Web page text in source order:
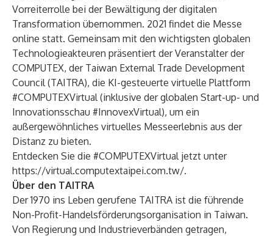
Vorreiterrolle bei der Bewältigung der digitalen
Transformation übernommen. 2021 findet die Messe
online statt. Gemeinsam mit den wichtigsten globalen
Technologieakteuren präsentiert der Veranstalter der
COMPUTEX, der Taiwan External Trade Development
Council (TAITRA), die KI-gesteuerte virtuelle Plattform
#COMPUTEXVirtual (inklusive der globalen Start-up- und
Innovationsschau #InnovexVirtual), um ein
außergewöhnliches virtuelles Messeerlebnis aus der
Distanz zu bieten.
Entdecken Sie die #COMPUTEXVirtual jetzt unter
https://virtual.computextaipei.com.tw/.
Über den TAITRA
Der 1970 ins Leben gerufene TAITRA ist die führende
Non-Profit-Handelsförderungsorganisation in Taiwan.
Von Regierung und Industrieverbänden getragen,